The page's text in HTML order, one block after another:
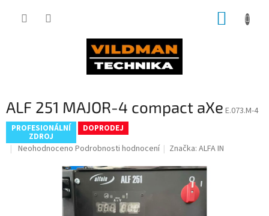
ALF 251 MAJOR-4 compact aXe E.073.M-4
PROFESIONÁLNÍ
ZDROJ
DOPRODEJ
Průměrné
Neohodnoceno Podrobnosti hodnocení Značka:ALFA IN